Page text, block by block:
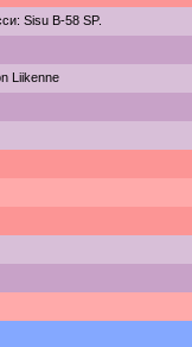
Sisu B-58 SP.
Liikenne